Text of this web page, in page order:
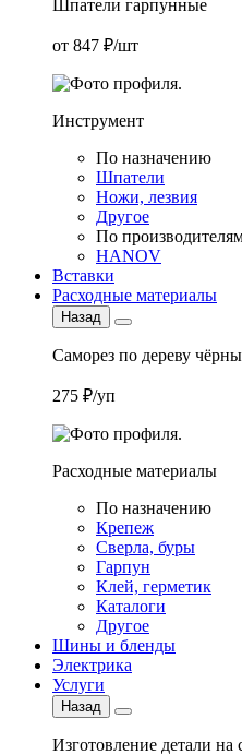
Шпатели гарпунные
от 847 ₽/шт
Инструмент
По назначению
Шпатели
Ножи, лезвия
Другое
По
HANOV
Вставки
Расходные материалы
Назад
Саморез по дереву
275 ₽/уп
Расходные материалы
По назначению
Крепеж
Сверла, буры
Гарпун
Клей, герметик
Каталоги
Другое
Шины и бленды
Электрика
Услуги
Назад
Изготовление детали